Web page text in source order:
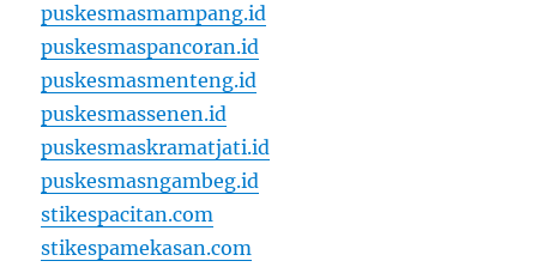
puskesmasmampang.id
puskesmaspancoran.id
puskesmasmenteng.id
puskesmassenen.id
puskesmaskramatjati.id
puskesmasngambeg.id
stikespacitan.com
stikespamekasan.com